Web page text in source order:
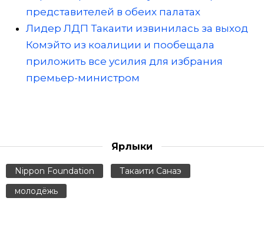
представителей в обеих палатах
Лидер ЛДП Такаити извинилась за выход
Комэйто из коалиции и пообещала
приложить все усилия для избрания
премьер-министром
Ярлыки
Nippon Foundation
Такаити Санаэ
молодёжь